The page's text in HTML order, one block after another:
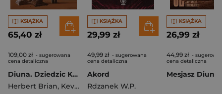
KSIĄŻKA
65,40 zł
109,00 zł - sugerowana
cena detaliczna
Diuna. Dziedzic Kaladanu
Herbert Brian, Kevin J. Anderson
KSIĄŻKA
29,99 zł
49,99 zł - sugerowana
cena detaliczna
Akord
Rdzanek W.P.
KSIĄŻKA
26,99 zł
44,99 zł -
cena detaliczna
Mesjasz Diuny